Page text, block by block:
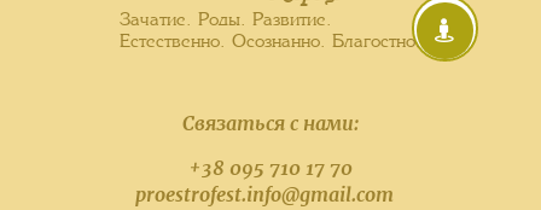
Зачатие. Роды. Развитие.
Естественно. Осознанно. Благостно.
Связаться с нами:
+38 095 710 17 70
proestrofest.info@gmail.com